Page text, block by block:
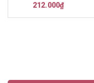
212.000₫